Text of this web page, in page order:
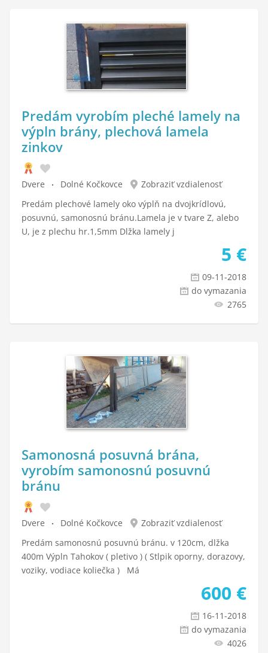
Predám vyrobím pleché lamely na
výpln brány, plechová lamela
zinkov
Dvere Dolné Kočkovce
Zobraziť vzdialenosť
Predám plechové lamely oko výplň na dvojkrídlovú,
posuvnú, samonosnú bránu.Lamela je v tvare Z, alebo
U, je z plechu hr.1,5mm Dlžka lamely j
5 €
09-11-2018
do vymazania
2765
Samonosná posuvná brána,
vyrobím samonosnú posuvnú
bránu
Dvere Dolné Kočkovce
Zobraziť vzdialenosť
Predám samonosnú posuvnú bránu. v 120cm, dlžka
400m Výpln Tahokov ( pletivo ) ( Stlpik oporny, dorazovy,
voziky, vodiace koliečka ) Má
600 €
16-11-2018
do vymazania
4026